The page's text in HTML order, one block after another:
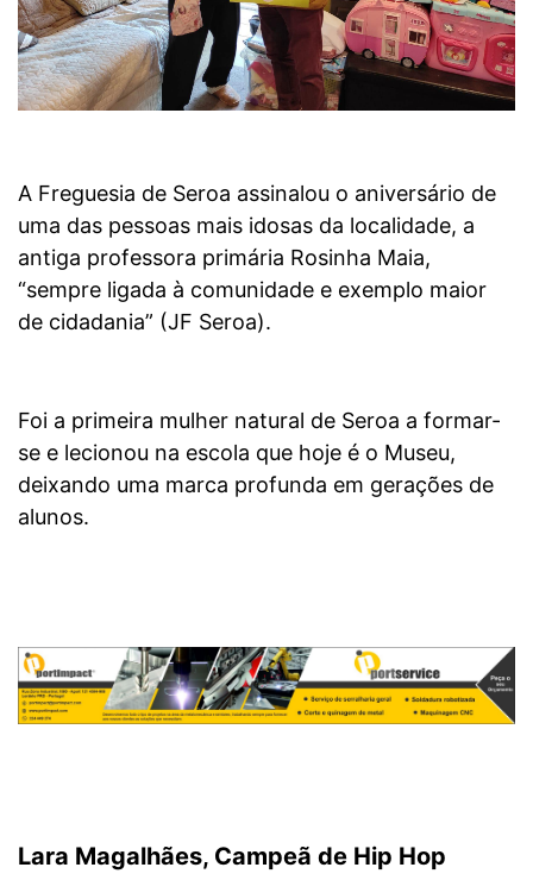
A Freguesia de Seroa assinalou o aniversário de
uma das pessoas mais idosas da localidade, a
antiga professora primária Rosinha Maia,
“sempre ligada à comunidade e exemplo maior
de cidadania” (JF Seroa).
Foi a primeira mulher natural de Seroa a formar-
se e lecionou na escola que hoje é o Museu,
deixando uma marca profunda em gerações de
alunos.
Lara Magalhães, Campeã de Hip Hop